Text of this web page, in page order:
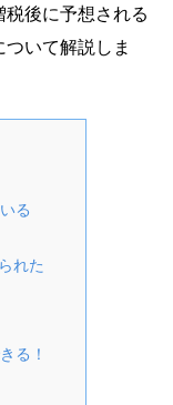
後に予想される
いて解説しま
る
れた
る！